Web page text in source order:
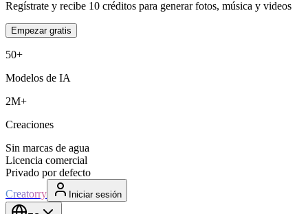
Regístrate y recibe 10 créditos para generar fotos, música y videos
Empezar gratis
50+
Modelos de IA
2M+
Creaciones
Sin marcas de agua
Licencia comercial
Privado por defecto
Creatorry
Iniciar sesión